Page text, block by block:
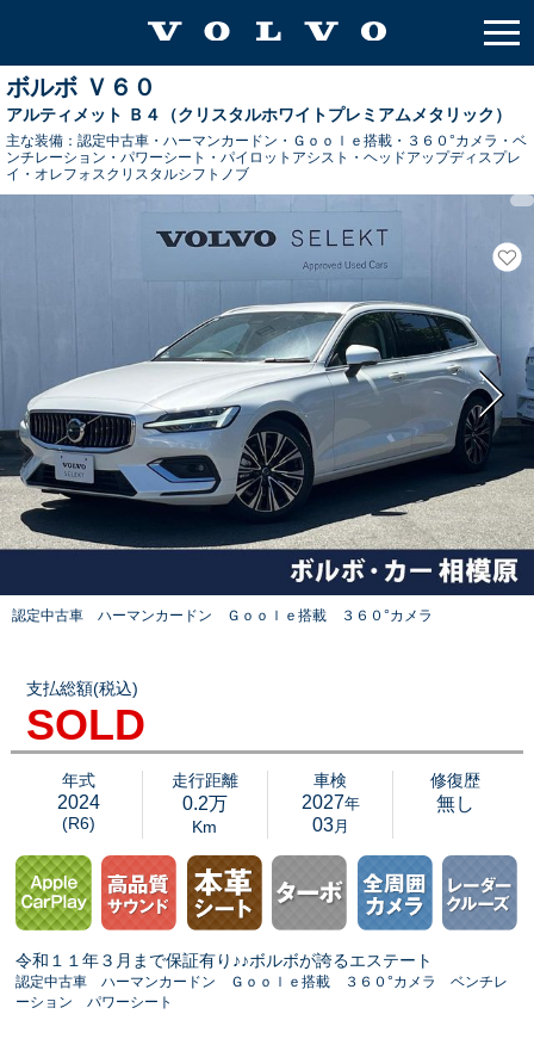
ボルボ Ｖ６０
アルティメット Ｂ４（クリスタルホワイトプレミアムメタリック）
主な装備： 認定中古車・ハーマンカードン・Ｇｏｏｌｅ搭載・３６０°カメラ・ベ
ンチレーション・パワーシート・パイロットアシスト・ヘッドアップディスプレ
イ・オレフォスクリスタルシフトノブ
認定中古車 ハーマンカードン Ｇｏｏｌｅ搭載 ３６０°カメラ
支払総額(税込)
SOLD
年式
2024
(R6)
走行距離
0.2万
Km
車検
2027年
03月
修復歴
無し
令和１１年３月まで保証有り♪♪ボルボが誇るエステート
認定中古車 ハーマンカードン Ｇｏｏｌｅ搭載 ３６０°カメラ ベンチレ
ーション パワーシート